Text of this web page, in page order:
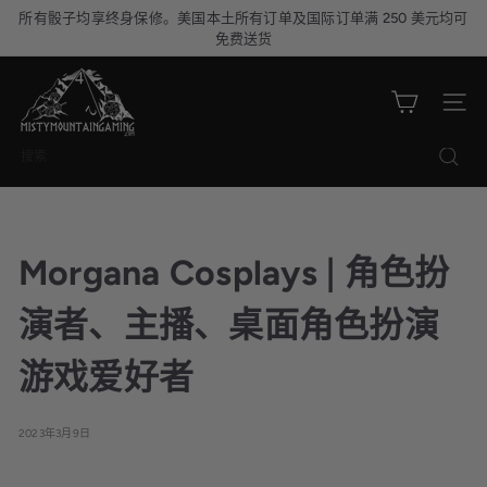
内
暂
停
所有骰子均享终身保修。美国本土所有订单及国际订单满 250 美元均可
免费送货
s
y
u
n
t
a
i
n
a
网站导
索
Morgana Cosplays | 角色扮
演者、主播、桌面角色扮演
游戏爱好者
2023年3月9日